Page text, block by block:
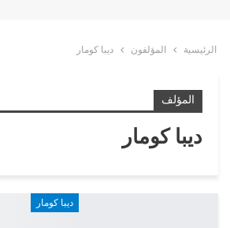
الرئيسية المؤلفون ديبا كومار
المؤلف
ديبا كومار
ديبا كومار